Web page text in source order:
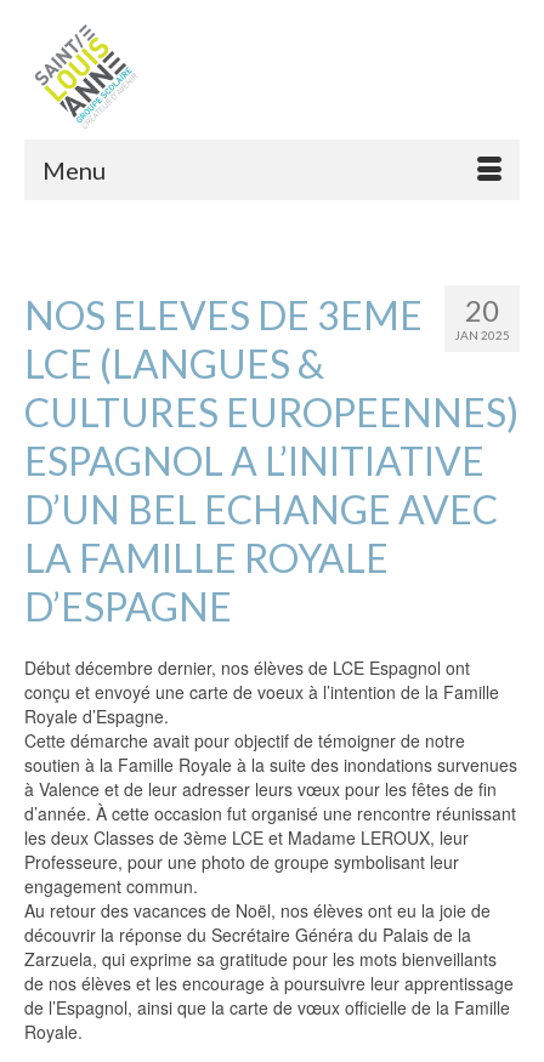
Menu
20
JAN 2025
NOS ELEVES DE 3EME
LCE (LANGUES &
CULTURES EUROPEENNES)
ESPAGNOL A L’INITIATIVE
D’UN BEL ECHANGE AVEC
LA FAMILLE ROYALE
D’ESPAGNE
Début décembre dernier, nos élèves de LCE Espagnol ont
conçu et envoyé une carte de voeux à l’intention de la Famille
Royale d’Espagne.
Cette démarche avait pour objectif de témoigner de notre
soutien à la Famille Royale à la suite des inondations survenues
à Valence et de leur adresser leurs vœux pour les fêtes de fin
d’année. À cette occasion fut organisé une rencontre réunissant
les deux Classes de 3ème LCE et Madame LEROUX, leur
Professeure, pour une photo de groupe symbolisant leur
engagement commun.
Au retour des vacances de Noël, nos élèves ont eu la joie de
découvrir la réponse du Secrétaire Généra du Palais de la
Zarzuela, qui exprime sa gratitude pour les mots bienveillants
de nos élèves et les encourage à poursuivre leur apprentissage
de l’Espagnol, ainsi que la carte de vœux officielle de la Famille
Royale.